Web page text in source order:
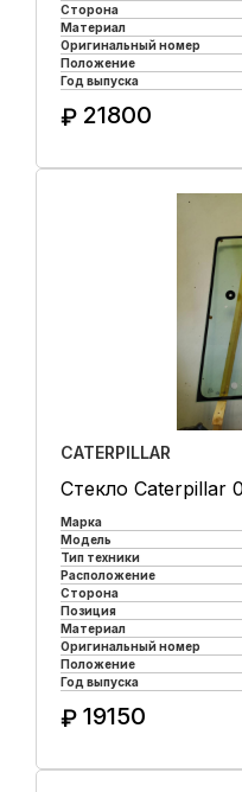
Сторона
Материал
Оригинальный номер
Положение
Год выпуска
₽ 21800
CATERPILLAR
Стекло Caterpillar
Марка
Модель
Тип техники
Расположение
Сторона
Позиция
Материал
Оригинальный номер
Положение
Год выпуска
₽ 19150